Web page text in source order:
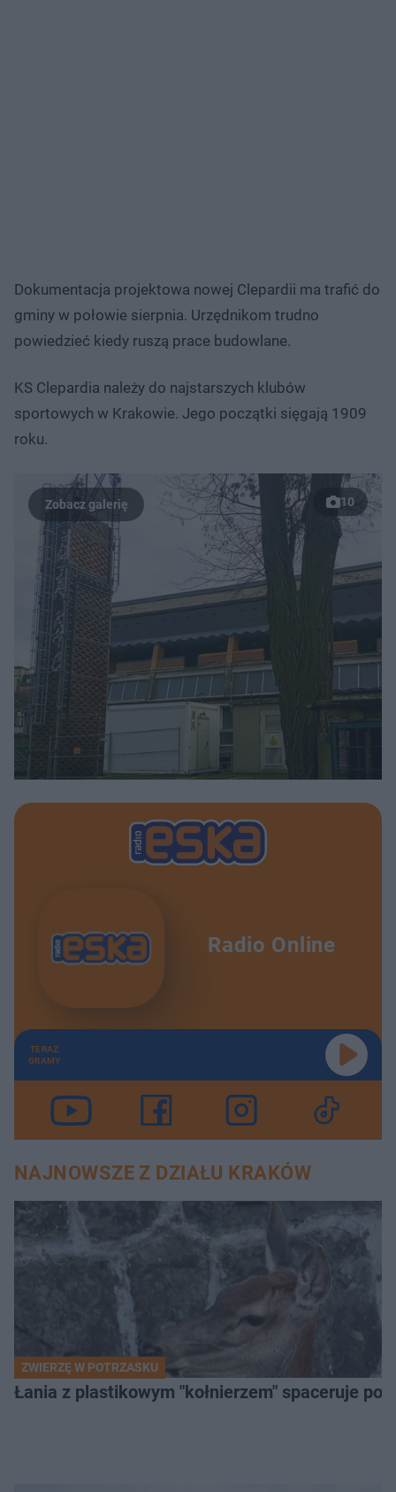
Dokumentacja projektowa nowej Clepardii ma trafić do
gminy w połowie sierpnia. Urzędnikom trudno
powiedzieć kiedy ruszą prace budowlane.
KS Clepardia należy do najstarszych klubów
sportowych w Krakowie. Jego początki sięgają 1909
roku.
10
Radio Online
TERAZ
GRAMY
NAJNOWSZE Z DZIAŁU KRAKÓW
ZWIERZĘ W POTRZASKU
Łania z plastikowym "kołnierzem" spaceruje po